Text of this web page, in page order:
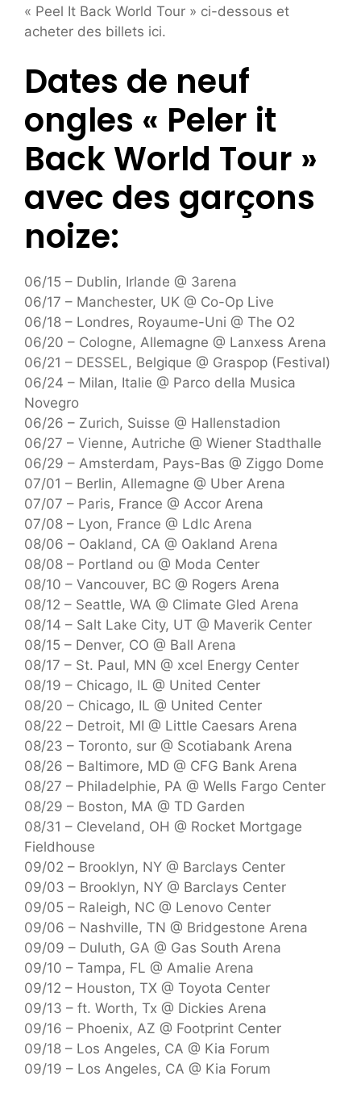
« Peel It Back World Tour » ci-dessous et
acheter des billets ici.
Dates de neuf
ongles « Peler it
Back World Tour »
avec des garçons
noize:
06/15 – Dublin, Irlande @ 3arena
06/17 – Manchester, UK @ Co-Op Live
06/18 – Londres, Royaume-Uni @ The O2
06/20 – Cologne, Allemagne @ Lanxess Arena
06/21 – DESSEL, Belgique @ Graspop (Festival)
06/24 – Milan, Italie @ Parco della Musica
Novegro
06/26 – Zurich, Suisse @ Hallenstadion
06/27 – Vienne, Autriche @ Wiener Stadthalle
06/29 – Amsterdam, Pays-Bas @ Ziggo Dome
07/01 – Berlin, Allemagne @ Uber Arena
07/07 – Paris, France @ Accor Arena
07/08 – Lyon, France @ Ldlc Arena
08/06 – Oakland, CA @ Oakland Arena
08/08 – Portland ou @ Moda Center
08/10 – Vancouver, BC @ Rogers Arena
08/12 – Seattle, WA @ Climate Gled Arena
08/14 – Salt Lake City, UT @ Maverik Center
08/15 – Denver, CO @ Ball Arena
08/17 – St. Paul, MN @ xcel Energy Center
08/19 – Chicago, IL @ United Center
08/20 – Chicago, IL @ United Center
08/22 – Detroit, MI @ Little Caesars Arena
08/23 – Toronto, sur @ Scotiabank Arena
08/26 – Baltimore, MD @ CFG Bank Arena
08/27 – Philadelphie, PA @ Wells Fargo Center
08/29 – Boston, MA @ TD Garden
08/31 – Cleveland, OH @ Rocket Mortgage
Fieldhouse
09/02 – Brooklyn, NY @ Barclays Center
09/03 – Brooklyn, NY @ Barclays Center
09/05 – Raleigh, NC @ Lenovo Center
09/06 – Nashville, TN @ Bridgestone Arena
09/09 – Duluth, GA @ Gas South Arena
09/10 – Tampa, FL @ Amalie Arena
09/12 – Houston, TX @ Toyota Center
09/13 – ft. Worth, Tx @ Dickies Arena
09/16 – Phoenix, AZ @ Footprint Center
09/18 – Los Angeles, CA @ Kia Forum
09/19 – Los Angeles, CA @ Kia Forum